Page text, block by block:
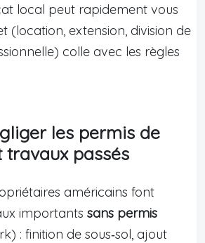
local peut rapidement vous
(location, extension, division de
colle avec les règles
les permis de
travaux passés
américains font
importants sans permis
: finition de sous‑sol, ajout